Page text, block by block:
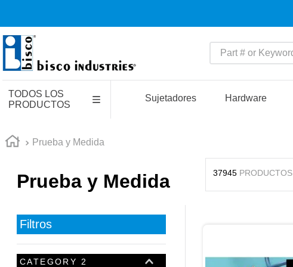
Part # or Keyword
TODOS LOS
PRODUCTOS
Sujetadores Hardware
Prueba y Medida
Prueba y Medida
Filtros
CATEGORY 2
37945 PRODUCTOS
1.
latch
pin connectors
5.
electronics